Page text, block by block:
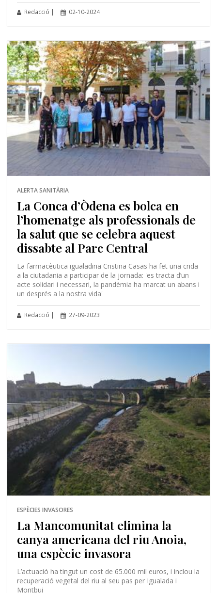
Redacció | 02-10-2024
ALERTA SANITÀRIA
La Conca d’Òdena es bolca en
l’homenatge als professionals de
la salut que se celebra aquest
dissabte al Parc Central
La farmacèutica igualadina Cristina Casas ha fet una crida
a la ciutadania a participar de la jornada: 'es tracta d’un
acte solidari i necessari, la pandèmia ha marcat un abans i
un després a la nostra vida'
Redacció | 27-09-2023
ESPÈCIES INVASORES
La Mancomunitat elimina la
canya americana del riu Anoia,
una espècie invasora
L’actuació ha tingut un cost de 65.000 mil euros, i inclou la
recuperació vegetal del riu al seu pas per Igualada i
Montbui